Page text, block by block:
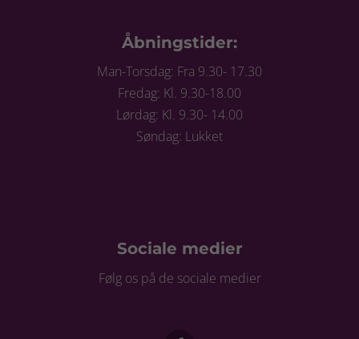
Åbningstider:
Man-Torsdag: Fra 9.30- 17.30
Fredag: Kl. 9.30-18.00
Lørdag: Kl. 9.30- 14.00
Søndag: Lukket
Sociale medier
Følg os på de sociale medier